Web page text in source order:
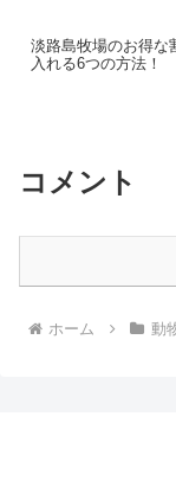
淡路島牧場のお得な
入れる6つの方法！
コメント
ホーム 動